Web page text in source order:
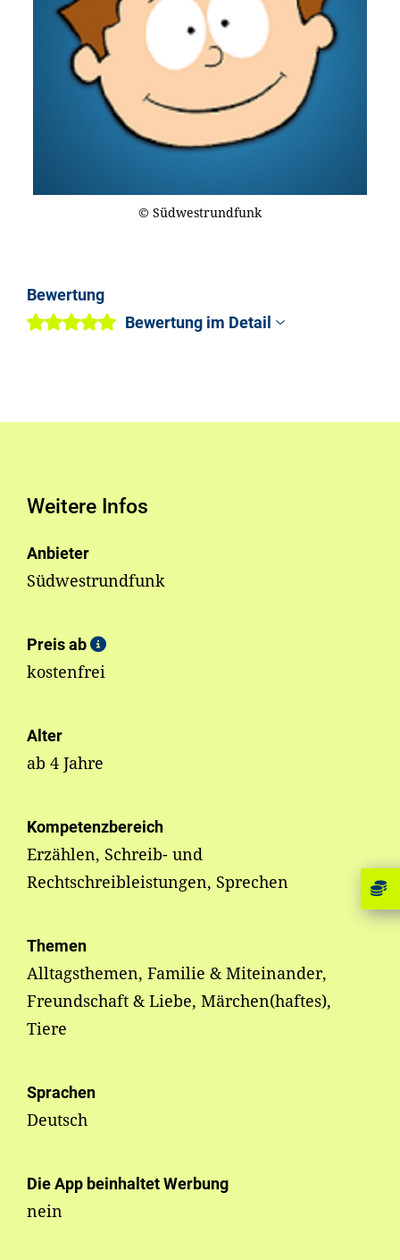
© Südwestrundfunk
Bewertung
Bewertung im Detail
Weitere Infos
Anbieter
Südwestrundfunk
Preis ab
kostenfrei
Alter
ab 4 Jahre
Kompetenzbereich
Erzählen, Schreib- und
Rechtschreibleistungen, Sprechen
Themen
Alltagsthemen, Familie & Miteinander,
Freundschaft & Liebe, Märchen(haftes),
Tiere
Sprachen
Deutsch
Die App beinhaltet Werbung
nein